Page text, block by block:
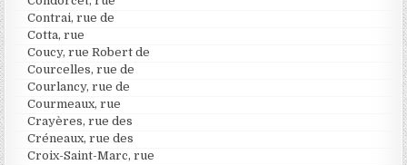
Contrai, rue de
Cotta, rue
Coucy, rue Robert de
Courcelles, rue de
Courlancy, rue de
Courmeaux, rue
Crayères, rue des
Créneaux, rue des
Croix-Saint-Marc, rue